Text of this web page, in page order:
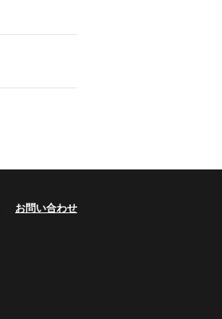
お問い合わせ